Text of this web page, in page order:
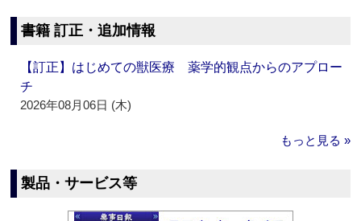
書籍 訂正・追加情報
【訂正】はじめての獣医療 薬学的観点からのアプロー
チ
2026年08月06日 (木)
もっと見る »
製品・サービス等